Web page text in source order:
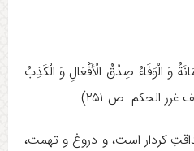
وَ الْوَفَاءُ صِدْقُ‏ الْأَفْعَالِ‏ وَ الْكَذِبُ
غرر الحكم ص ۲۵۱)
كردار است، و دروغ و تهمت،